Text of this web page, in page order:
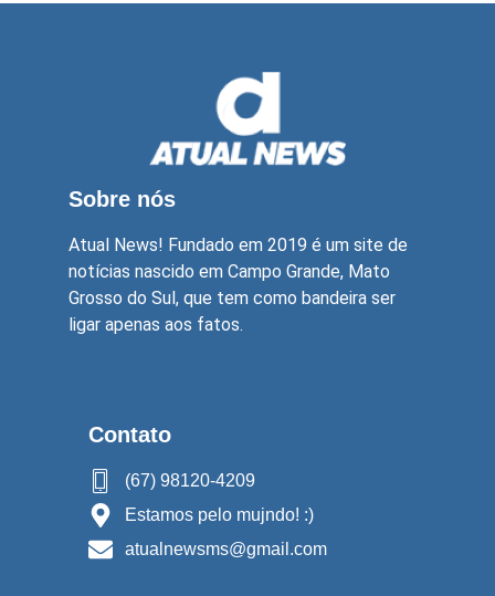
Sobre nós
Atual News! Fundado em 2019 é um site de
notícias nascido em Campo Grande, Mato
Grosso do Sul, que tem como bandeira ser
ligar apenas aos fatos.
Contato
(67) 98120-4209
Estamos pelo mujndo! :)
atualnewsms@gmail.com